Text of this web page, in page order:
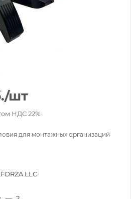
/шт
НДС 22%
для монтажных организаций
FORZA LLC